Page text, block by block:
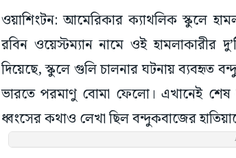
ওয়াশিংটন: আমেরিকার ক্যাথলিক স্কুলে
রবিন ওয়েস্টম্যান নামে ওই হামলাকারীর
দিয়েছে, স্কুলে গুলি চালনার ঘটনায় ব্যবহৃত
ভারতে পরমাণু বোমা ফেলো। এখানেই শেষ
ধ্বংসের কথাও লেখা ছিল বন্দুকবাজের